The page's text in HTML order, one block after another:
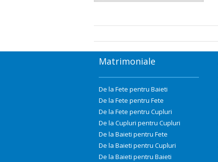
Matrimoniale
De la Fete pentru Baieti
De la Fete pentru Fete
De la Fete pentru Cupluri
De la Cupluri pentru Cupluri
De la Baieti pentru Fete
De la Baieti pentru Cupluri
De la Baieti pentru Baieti